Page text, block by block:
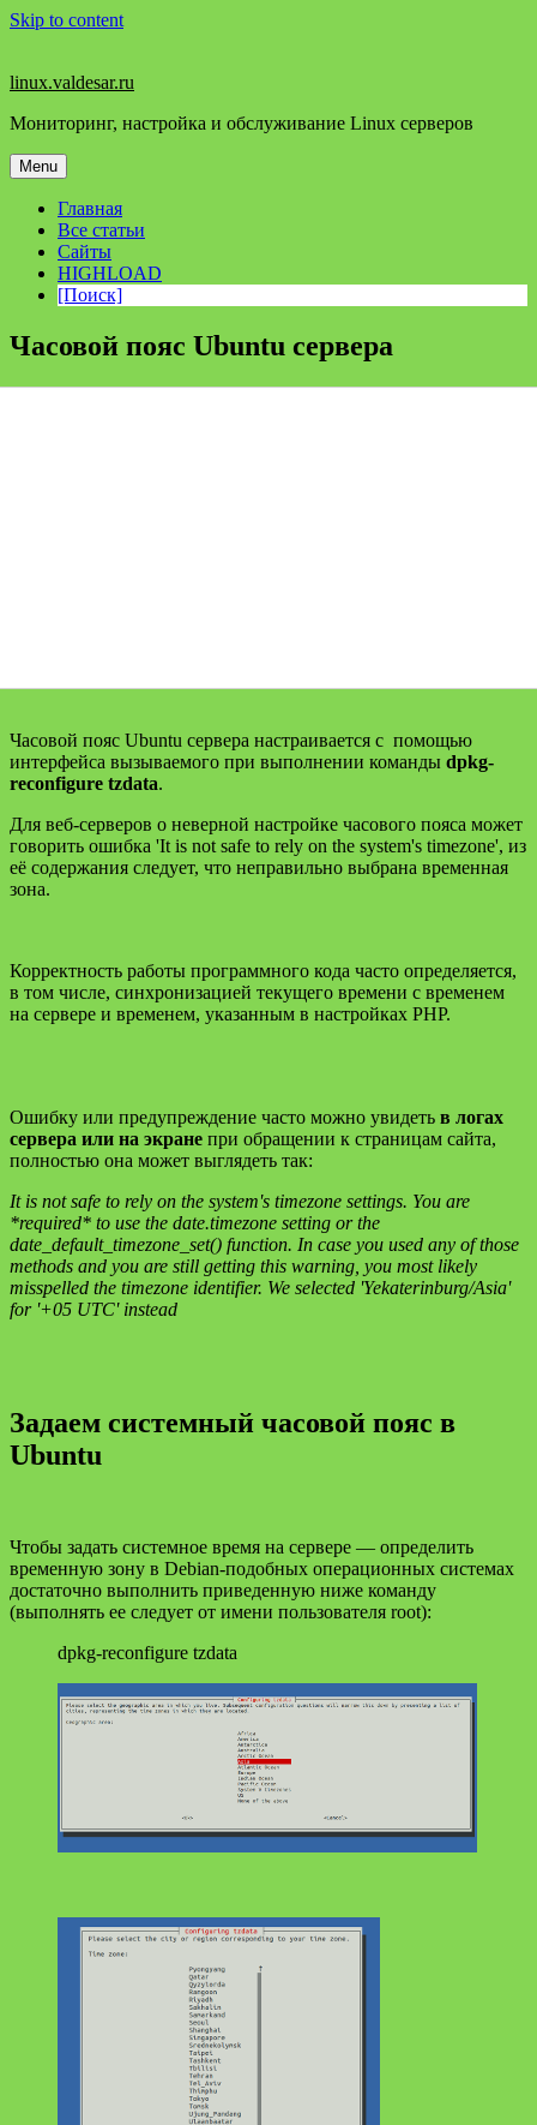
Skip to content
linux.valdesar.ru
Мониторинг, настройка и обслуживание Linux серверов
Menu
Главная
Все статьи
Сайты
HIGHLOAD
[Поиск]
Часовой пояс Ubuntu сервера
Часовой пояс Ubuntu сервера настраивается с помощью
интерфейса вызываемого при выполнении команды dpkg-
reconfigure tzdata.
Для веб-серверов о неверной настройке часового пояса может
говорить ошибка 'It is not safe to rely on the system's timezone', из
её содержания следует, что неправильно выбрана временная
зона.
Корректность работы программного кода часто определяется,
в том числе, синхронизацией текущего времени с временем
на сервере и временем, указанным в настройках РНР.
Ошибку или предупреждение часто можно увидеть в логах
сервера или на экране при обращении к страницам сайта,
полностью она может выглядеть так:
It is not safe to rely on the system's timezone settings. You are
*required* to use the date.timezone setting or the
date_default_timezone_set() function. In case you used any of those
methods and you are still getting this warning, you most likely
misspelled the timezone identifier. We selected 'Yekaterinburg/Asia'
for '+05 UTC' instead
Задаем системный часовой пояс в
Ubuntu
Чтобы задать системное время на сервере — определить
временную зону в Debian-подобных операционных системах
достаточно выполнить приведенную ниже команду
(выполнять ее следует от имени пользователя root):
dpkg-reconfigure tzdata